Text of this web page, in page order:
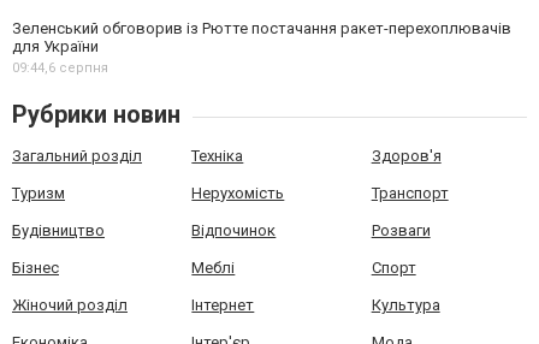
Зеленський обговорив із Рютте постачання ракет-перехоплювачів
для України
09:44,6 серпня
Рубрики новин
Загальний розділ Техніка Здоров'я
Туризм Нерухомість Транспорт
Будівництво Відпочинок Розваги
Бізнес Меблі Спорт
Жіночий розділ Інтернет Культура